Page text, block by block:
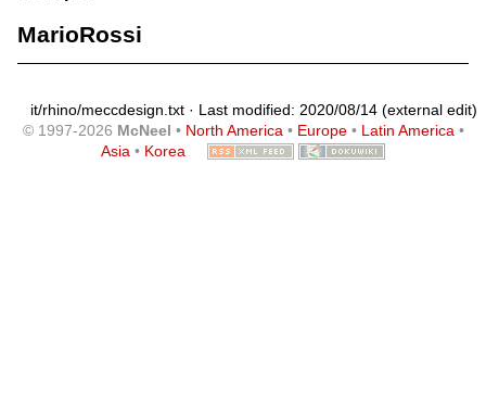
MarioRossi
it/rhino/meccdesign.txt · Last modified: 2020/08/14 (external edit)
© 1997-2026 McNeel • North America • Europe• Latin America •
Asia • Korea